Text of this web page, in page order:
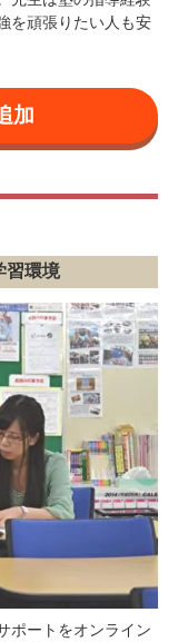
を頑張りたい人も安
習環境
ポートをオンライン